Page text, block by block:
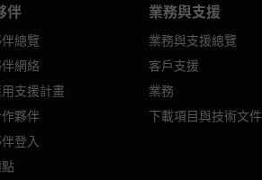
伴
總覽
網絡
支援計畫
夥伴
登入
業務與支援
業務與支援總覽
客戶支援
業務
下載項目與技術文件